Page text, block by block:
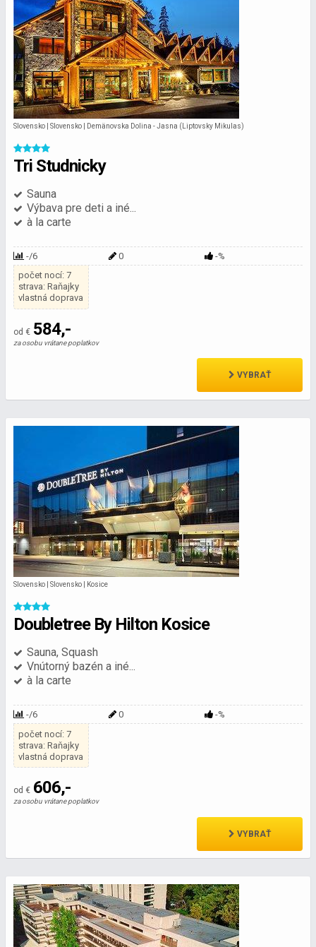
Slovensko | Slovensko | Demänovska Dolina - Jasna (Liptovsky Mikulas)
Tri Studnicky
Sauna
Výbava pre deti a iné...
à la carte
-/6 0
-%
počet nocí: 7
strava: Raňajky
vlastná doprava
od € 584,-
za osobu vrátane poplatkov
VYBRAŤ
Slovensko | Slovensko | Kosice
Doubletree By Hilton Kosice
Sauna, Squash
Vnútorný bazén a iné...
à la carte
-/6 0
-%
počet nocí: 7
strava: Raňajky
vlastná doprava
od € 606,-
za osobu vrátane poplatkov
VYBRAŤ